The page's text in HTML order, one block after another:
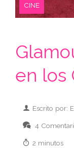
CINE
en los
Escrito por:
4
2 minutos